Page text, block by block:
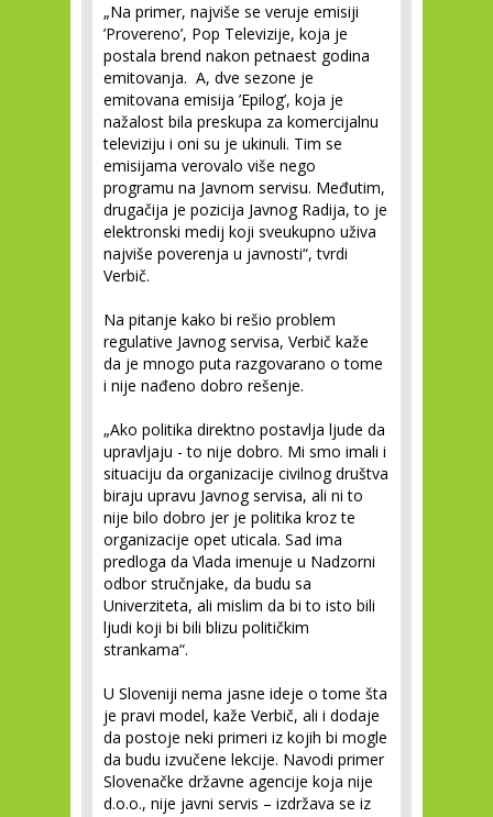
„Na primer, najviše se veruje emisiji
’Provereno’, Pop Televizije, koja je
postala brend nakon petnaest godina
emitovanja. A, dve sezone je
emitovana emisija ’Epilog’, koja je
nažalost bila preskupa za komercijalnu
televiziju i oni su je ukinuli. Tim se
emisijama verovalo više nego
programu na Javnom servisu. Međutim,
drugačija je pozicija Javnog Radija, to je
elektronski medij koji sveukupno uživa
najviše poverenja u javnosti“, tvrdi
Verbič.
Na pitanje kako bi rešio problem
regulative Javnog servisa, Verbič kaže
da je mnogo puta razgovarano o tome
i nije nađeno dobro rešenje.
„Ako politika direktno postavlja ljude da
upravljaju - to nije dobro. Mi smo imali i
situaciju da organizacije civilnog društva
biraju upravu Javnog servisa, ali ni to
nije bilo dobro jer je politika kroz te
organizacije opet uticala. Sad ima
predloga da Vlada imenuje u Nadzorni
odbor stručnjake, da budu sa
Univerziteta, ali mislim da bi to isto bili
ljudi koji bi bili blizu političkim
strankama“.
U Sloveniji nema jasne ideje o tome šta
je pravi model, kaže Verbič, ali i dodaje
da postoje neki primeri iz kojih bi mogle
da budu izvučene lekcije. Navodi primer
Slovenačke državne agencije koja nije
d.o.o., nije javni servis – izdržava se iz